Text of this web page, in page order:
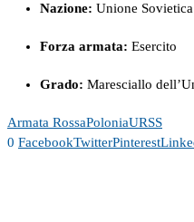
Nazione: Unione Sovietica
Forza armata: Esercito
Grado: Maresciallo
Armata RossaPoloniaURSS
0 FacebookTwitterPinterest